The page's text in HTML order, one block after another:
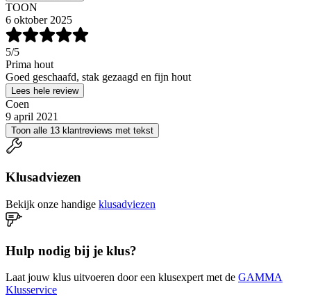
TOON
6 oktober 2025
5/5
Prima hout
Goed geschaafd, stak gezaagd en fijn hout
Lees hele review
Coen
9 april 2021
Toon alle 13 klantreviews met tekst
Klusadviezen
Bekijk onze handige klusadviezen
Hulp nodig bij je klus?
Laat jouw klus uitvoeren door een klusexpert met de GAMMA
Klusservice